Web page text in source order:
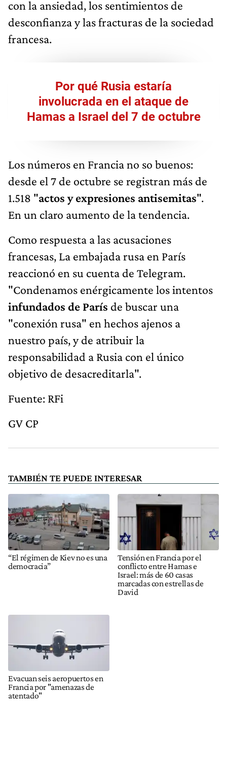
con la ansiedad, los sentimientos de
desconfianza y las fracturas de la sociedad
francesa.
Por qué Rusia estaría
involucrada en el ataque de
Hamas a Israel del 7 de octubre
Los números en Francia no so buenos:
desde el 7 de octubre se registran más de
1.518 "actos y expresiones antisemitas".
En un claro aumento de la tendencia.
Como respuesta a las acusaciones
francesas, La embajada rusa en París
reaccionó en su cuenta de Telegram.
"Condenamos enérgicamente los intentos
infundados de París de buscar una
"conexión rusa" en hechos ajenos a
nuestro país, y de atribuir la
responsabilidad a Rusia con el único
objetivo de desacreditarla".
Fuente: RFi
GV CP
TAMBIÉN TE PUEDE INTERESAR
“El régimen de Kiev no es una
democracia”
Tensión en Francia por el
conflicto entre Hamas e
Israel: más de 60 casas
marcadas con estrellas de
David
Evacuan seis aeropuertos en
Francia por "amenazas de
atentado"